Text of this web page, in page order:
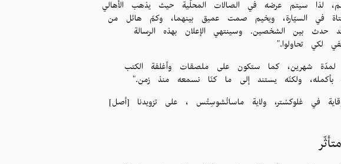
لذا سيتم عرضه في الصالات المحلّية حيث يذهب الأهالي
في السيّارة، ويخيم صمت عميق بينهما، وكمّ هائل من
حدث بين الشخصين. وسينتهي الإعلان بهذه الرسالة
لكي تحاولوا."
لمدّة شهرين، كما ستكون على ملصقات وأغلفة الكتب
ولكنّه يستند إلى ما كنّا نسمعه منذ زمن."
في غلوكسْتر، ولاية ماساتْشوسِتْس ، على تزويدنا [أصل]